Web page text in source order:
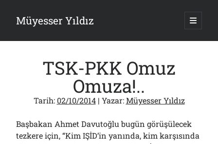
Müyesser Yıldız ana
Yan
Menü
Gazi’den Milletvekillerine Kurşun Gibi Sözler!..
07/08/2026
TSK-PKK Omuz
Omuza!..
Tarih: 02/10/2014| Yazar:Müyesser Yıldız
Başbakan Ahmet Davutoğlu bugün görüşülecek
tezkere için, “Kim IŞİD’in yanında, kim karşısında